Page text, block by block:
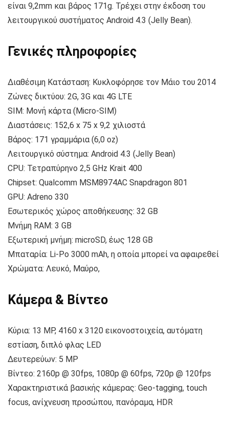
είναι 9,2mm και βάρος 171g. Τρέχει στην έκδοση του
λειτουργικού συστήματος Android 4.3 (Jelly Bean).
Γενικές πληροφορίες
Διαθέσιμη Κατάσταση: Κυκλοφόρησε τον Μάιο του 2014
Ζώνες δικτύου: 2G, 3G και 4G LTE
SIM: Μονή κάρτα (Micro-SIM)
Διαστάσεις: 152,6 x 75 x 9,2 χιλιοστά
Βάρος: 171 γραμμάρια (6,0 oz)
Λειτουργικό σύστημα: Android 4.3 (Jelly Bean)
CPU: Τετραπύρηνο 2,5 GHz Krait 400
Chipset: Qualcomm MSM8974AC Snapdragon 801
GPU: Adreno 330
Εσωτερικός χώρος αποθήκευσης: 32 GB
Μνήμη RAM: 3 GB
Εξωτερική μνήμη: microSD, έως 128 GB
Μπαταρία: Li-Po 3000 mAh, η οποία μπορεί να αφαιρεθεί
Χρώματα: Λευκό, Μαύρο,
Κάμερα & Βίντεο
Κύρια: 13 MP, 4160 x 3120 εικονοστοιχεία, αυτόματη
εστίαση, διπλό φλας LED
Δευτερεύων: 5 MP
Βίντεο: 2160p @ 30fps, 1080p @ 60fps, 720p @ 120fps
Χαρακτηριστικά βασικής κάμερας: Geo-tagging, touch
focus, ανίχνευση προσώπου, πανόραμα, HDR